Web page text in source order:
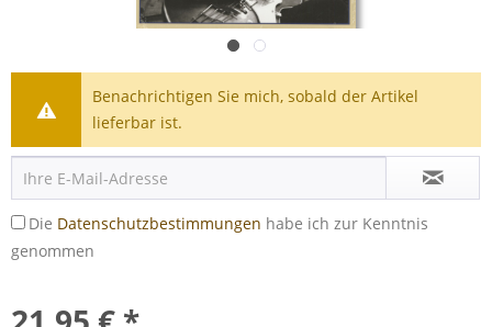
Benachrichtigen Sie mich, sobald der Artikel
lieferbar ist.
Die Datenschutzbestimmungen habe ich zur Kenntnis
genommen